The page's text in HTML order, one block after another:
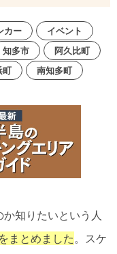
カー
イベント
知多市
阿久比町
町 南知多町
知りたいという人
まとめました。スケ